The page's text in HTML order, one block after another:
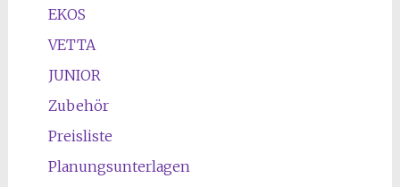
EKOS
VETTA
JUNIOR
Zubehör
Preisliste
Planungsunterlagen